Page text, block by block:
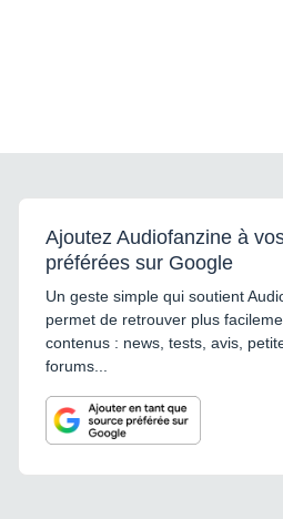
Ajoutez Audiofanzine à
préférées sur Google
Un geste simple qui soutient
permet de retrouver plus
contenus : news, tests, avis,
forums...